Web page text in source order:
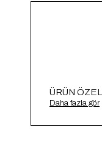
ÜRÜN
Triko Takım
Daha fazla gör